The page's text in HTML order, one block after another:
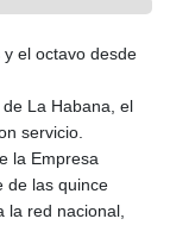
el octavo desde
La Habana, el
servicio.
la Empresa
de las quince
la red nacional,